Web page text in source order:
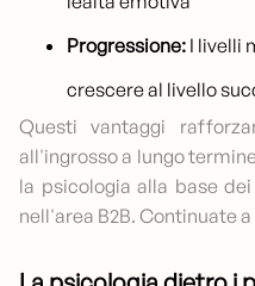
Progressione: I livelli
crescere al livello
Questi vantaggi
all'ingrosso a lungo
la psicologia alla base
nell'area B2B. Continuate